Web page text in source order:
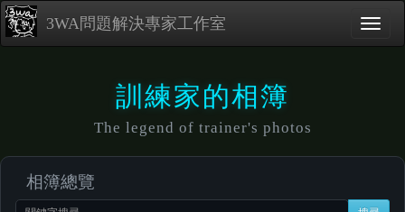
3WA問題解決專家工作室
訓練家的相簿
The legend of trainer's photos
相簿總覽